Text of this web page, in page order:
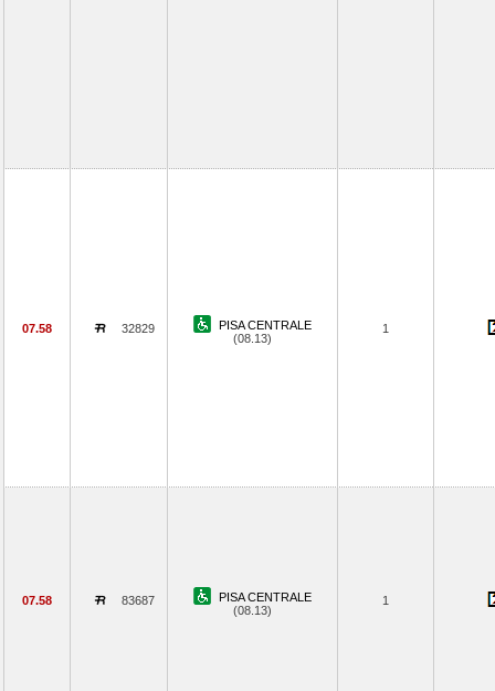
07.58 32829
PISA CENTRALE
(08.13)
1
07.58 83687
PISA CENTRALE
(08.13)
1